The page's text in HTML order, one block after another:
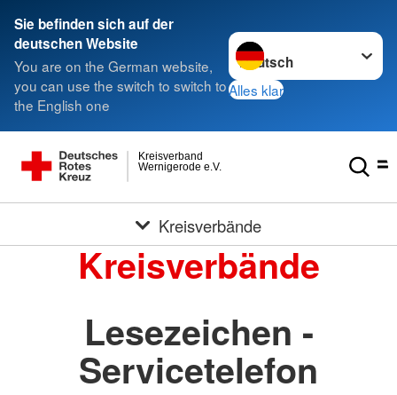
Sie befinden sich auf der
deutschen Website
You are on the German website,
you can use the switch to switch to
the English one
Sprache wechseln zu
Alles klar
Wernigerode e.V.
Kreisverband
Kreisverbände
Kreisverbände
Lesezeichen -
Servicetelefon